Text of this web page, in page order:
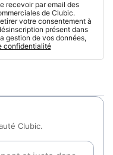
recevoir par email des
de Clubic.
votre consentement à
présent dans
gestion de vos données,
confidentialité
Clubic.